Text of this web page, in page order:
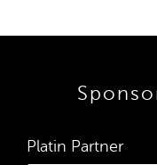
Platin Partner